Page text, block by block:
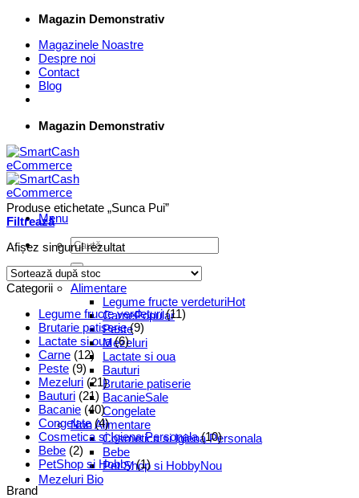
Skip
content
Magazin Demonstrativ
Magazinele Noastre
Despre noi
Contact
Blog
Magazin Demonstrativ
Menu
Caută
după:
Supermarket Online
Alimentare
Legume fructe verdeturi
Carne
Peste
Mezeluri
Lactate si oua
Bauturi
Brutarie patiserie
Bacanie
Congelate
Non Alimentare
Cosmetica si Igiena Personala
Bebe
Pet Shop si Hobby
Mezeluri Bio
Produse etichetate „Sunca Pui”
Filtrează
Afișez singurul rezultat
Categorii
Legume fructe verdeturi (11)
Brutarie patiserie (9)
Lactate si oua (6)
Carne (12)
Peste (9)
Mezeluri (21)
Bauturi (21)
Bacanie (40)
Congelate (4)
Cosmetica si Igiena Personala (10)
Bebe (2)
PetShop si Hobby (1)
Brand